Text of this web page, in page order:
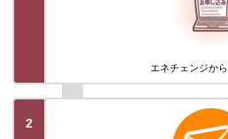
エネチェンジから
2